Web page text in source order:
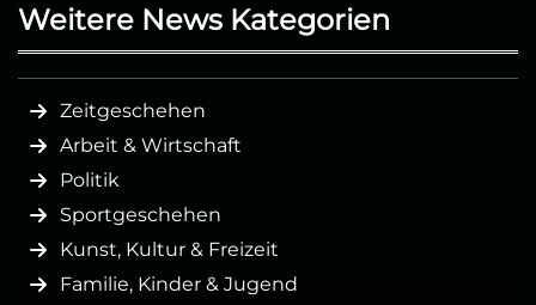
Weitere News Kategorien
Zeitgeschehen
Arbeit & Wirtschaft
Politik
Sportgeschehen
Kunst, Kultur & Freizeit
Familie, Kinder & Jugend